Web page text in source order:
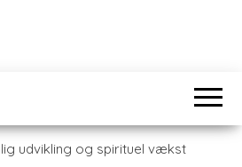
udvikling og spirituel vækst